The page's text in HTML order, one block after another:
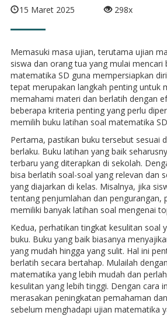
15 Maret 2025 298x
Memasuki masa ujian, terutama ujian
siswa dan orang tua yang mulai mencari
matematika SD guna mempersiapkan
tepat merupakan langkah penting untuk
memahami materi dan berlatih dengan
beberapa kriteria penting yang perlu
memilih buku latihan soal matematika
Pertama, pastikan buku tersebut sesuai
berlaku. Buku latihan yang baik
terbaru yang diterapkan di sekolah.
bisa berlatih soal-soal yang relevan dan
yang diajarkan di kelas. Misalnya, jika
tentang penjumlahan dan pengurangan,
memiliki banyak latihan soal mengenai
Kedua, perhatikan tingkat kesulitan soal
buku. Buku yang baik biasanya
yang mudah hingga yang sulit. Hal ini
berlatih secara bertahap. Mulailah
matematika yang lebih mudah dan
kesulitan yang lebih tinggi. Dengan cara
merasakan peningkatan pemahaman
sebelum menghadapi ujian matematika